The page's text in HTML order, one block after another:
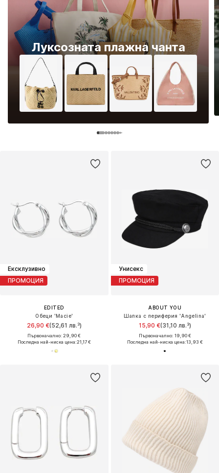
Луксозната плажна чанта
Ексклузивно
ПРОМОЦИЯ
EDITED
Обеци 'Macie'
26,90 €(52,61 лв.³)
Първоначално: 29,90 €
Последна най-ниска цена:21,17 €
Унисекс
ПРОМОЦИЯ
ABOUT YOU
Шапка с периферия 'Angelina'
15,90 €(31,10 лв.³)
Първоначално: 19,90 €
Последна най-ниска цена:13,93 €